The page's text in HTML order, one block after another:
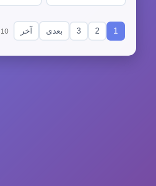
1
2
3 بعدی آخر 1-10